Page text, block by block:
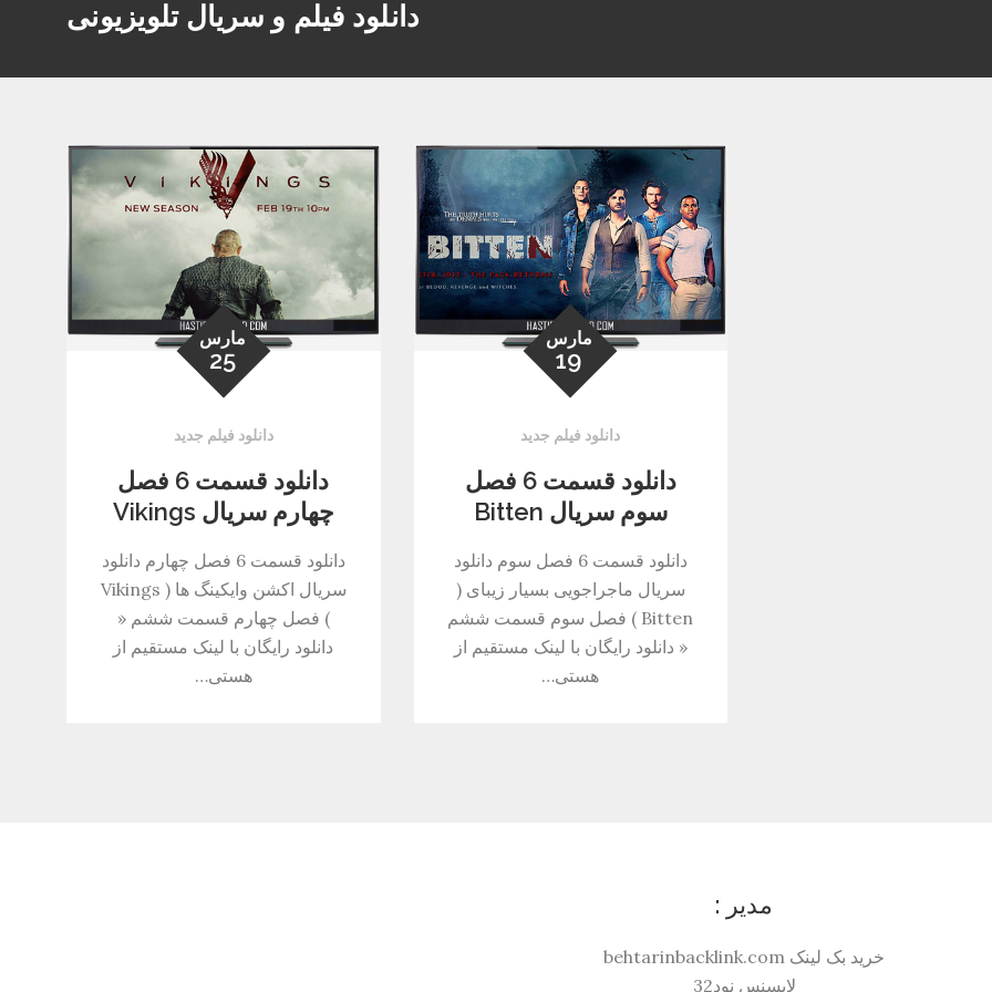
دانلود فیلم و سریال تلویزیونی
مارس
25
دانلود فیلم جدید
دانلود قسمت 6 فصل
چهارم سریال Vikings
دانلود قسمت 6 فصل چهارم دانلود
سریال اکشن وایکینگ ها ( Vikings
) فصل چهارم قسمت ششم «
دانلود رایگان با لینک مستقیم از
هستی…
مارس
19
دانلود فیلم جدید
دانلود قسمت 6 فصل
سوم سریال Bitten
دانلود قسمت 6 فصل سوم دانلود
سریال ماجراجویی بسیار زیبای (
Bitten ) فصل سوم قسمت ششم
« دانلود رایگان با لینک مستقیم از
هستی…
مدیر :
خرید بک لینک behtarinbacklink.com
لایسنس نود32